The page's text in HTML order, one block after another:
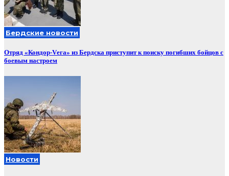
Бердские новости
Отряд «Кондор-Vега» из Бердска приступит к поиску погибших бойцов с
боевым настроем
Новости